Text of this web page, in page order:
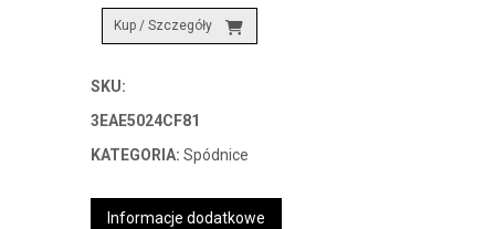
Kup / Szczegóły
SKU:
3EAE5024CF81
KATEGORIA: Spódnice
Informacje dodatkowe